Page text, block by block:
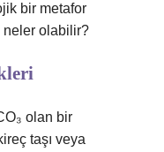
bir metafor
olabilir?
olan bir
taşı veya